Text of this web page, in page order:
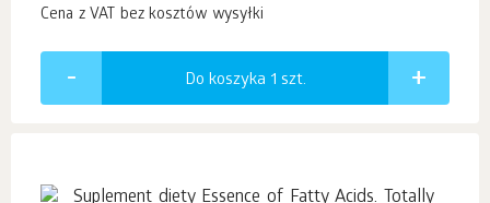
Cena z VAT bez kosztów wysyłki
Do koszyka 1 szt.